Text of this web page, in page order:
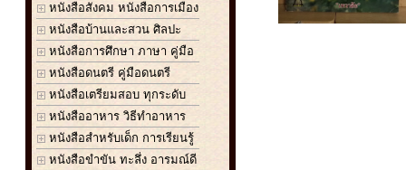
หนังสือสังคม หนังสือการเมือง
หนังสือบ้านและสวน ศิลปะ
หนังสือการศึกษา ภาษา คู่มือ
หนังสือดนตรี คู่มือดนตรี
หนังสือเตรียมสอบ ทุกระดับ
หนังสืออาหาร วิธีทำอาหาร
หนังสือสำหรับเด็ก การเรียนรู้
หนังสือขำขัน ทะลึ่ง อารมณ์ดี